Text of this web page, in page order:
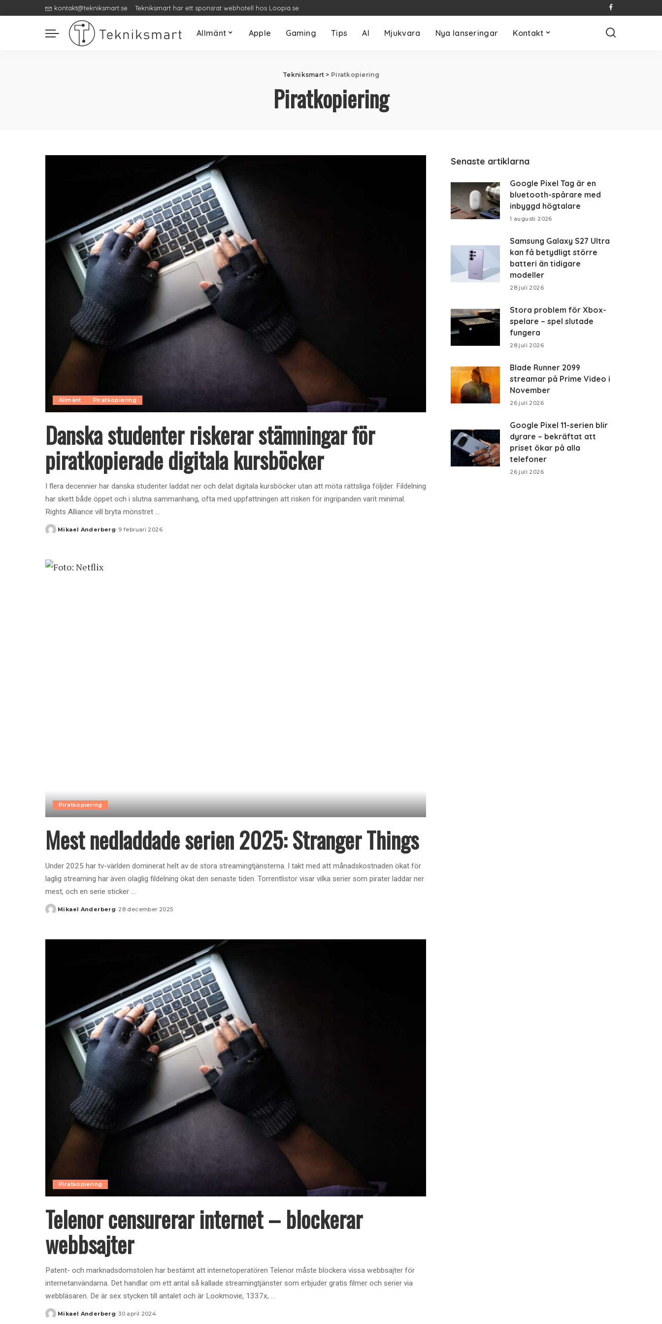
kontakt@tekniksmart.se Tekniksmart har ett sponsrat webhotell hos Loopia.se
Allmänt Apple Gaming Tips AI Mjukvara Nya lanseringar Kontakt
Tekniksmart > Piratkopiering
Piratkopiering
Allmänt Piratkopiering
Danska studenter riskerar stämningar för
piratkopierade digitala kursböcker
I flera decennier har danska studenter laddat ner och delat digitala kursböcker utan att möta rättsliga följder. Fildelning
har skett både öppet och i slutna sammanhang, ofta med uppfattningen att risken för ingripanden varit minimal.
Rights Alliance vill bryta mönstret ...
Posted
Mikael Anderberg 9 februari 2026
Piratkopiering
Mest nedladdade serien 2025: Stranger Things
Under 2025 har tv-världen dominerat helt av de stora streamingtjänsterna. I takt med att månadskostnaden ökat för
laglig streaming har även olaglig fildelning ökat den senaste tiden. Torrentlistor visar vilka serier som pirater laddar ner
mest, och en serie sticker ...
Posted
Mikael Anderberg 28 december 2025
Piratkopiering
Telenor censurerar internet – blockerar
webbsajter
Patent- och marknadsdomstolen har bestämt att internetoperatören Telenor måste blockera vissa webbsajter för
internetanvändarna. Det handlar om ett antal så kallade streamingtjänster som erbjuder gratis filmer och serier via
webbläsaren. De är sex stycken till antalet och är Lookmovie, 1337x, ...
Posted
Mikael Anderberg 30 april 2024
Senaste artiklarna
Google Pixel Tag är en
bluetooth-spårare med
inbyggd högtalare
1 augusti 2026
Samsung Galaxy S27 Ultra
kan få betydligt större
batteri än tidigare
modeller
28 juli 2026
Stora problem för Xbox-
spelare – spel slutade
fungera
28 juli 2026
Blade Runner 2099
streamar på Prime Video i
November
26 juli 2026
Google Pixel 11-serien blir
dyrare – bekräftat att
priset ökar på alla
telefoner
26 juli 2026